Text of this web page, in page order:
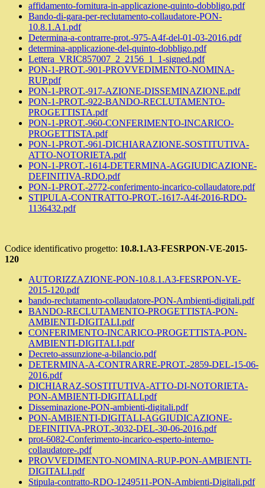
affidamento-fornitura-in-applicazione-quinto-dobbligo.pdf
Bando-di-gara-per-reclutamento-collaudatore-PON-
10.8.1.A1.pdf
Determina-a-contrarre-prot.-975-A4f-del-01-03-2016.pdf
determina-applicazione-del-quinto-dobbligo.pdf
Lettera_VRIC857007_2_2156_1_1-signed.pdf
PON-1-PROT.-901-PROVVEDIMENTO-NOMINA-
RUP.pdf
PON-1-PROT.-917-AZIONE-DISSEMINAZIONE.pdf
PON-1-PROT.-922-BANDO-RECLUTAMENTO-
PROGETTISTA.pdf
PON-1-PROT.-960-CONFERIMENTO-INCARICO-
PROGETTISTA.pdf
PON-1-PROT.-961-DICHIARAZIONE-SOSTITUTIVA-
ATTO-NOTORIETA.pdf
PON-1-PROT.-1614-DETERMINA-AGGIUDICAZIONE-
DEFINITIVA-RDO.pdf
PON-1-PROT.-2772-conferimento-incarico-collaudatore.pdf
STIPULA-CONTRATTO-PROT.-1617-A4f-2016-RDO-
1136432.pdf
Codice identificativo progetto: 10.8.1.A3-FESRPON-VE-2015-
120
AUTORIZZAZIONE-PON-10.8.1.A3-FESRPON-VE-
2015-120.pdf
bando-reclutamento-collaudatore-PON-Ambienti-digitali.pdf
BANDO-RECLUTAMENTO-PROGETTISTA-PON-
AMBIENTI-DIGITALI.pdf
CONFERIMENTO-INCARICO-PROGETTISTA-PON-
AMBIENTI-DIGITALI.pdf
Decreto-assunzione-a-bilancio.pdf
DETERMINA-A-CONTRARRE-PROT.-2859-DEL-15-06-
2016.pdf
DICHIARAZ-SOSTITUTIVA-ATTO-DI-NOTORIETA-
PON-AMBIENTI-DIGITALI.pdf
Disseminazione-PON-ambienti-digitali.pdf
PON-AMBIENTI-DIGITALI-AGGIUDICAZIONE-
DEFINITIVA-PROT.-3032-DEL-30-06-2016.pdf
prot-6082-Conferimento-incarico-esperto-interno-
collaudatore-.pdf
PROVVEDIMENTO-NOMINA-RUP-PON-AMBIENTI-
DIGITALI.pdf
Stipula-contratto-RDO-1249511-PON-Ambienti-Digitali.pdf